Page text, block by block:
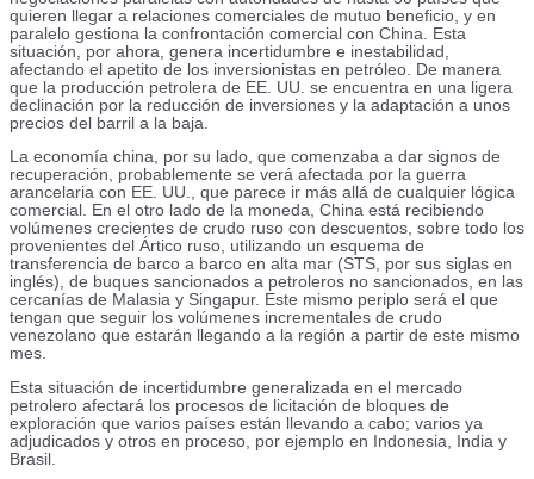
quieren llegar a relaciones comerciales de mutuo beneficio, y en
paralelo gestiona la confrontación comercial con China. Esta
situación, por ahora, genera incertidumbre e inestabilidad,
afectando el apetito de los inversionistas en petróleo. De manera
que la producción petrolera de EE. UU. se encuentra en una ligera
declinación por la reducción de inversiones y la adaptación a unos
precios del barril a la baja.
La economía china, por su lado, que comenzaba a dar signos de
recuperación, probablemente se verá afectada por la guerra
arancelaria con EE. UU., que parece ir más allá de cualquier lógica
comercial. En el otro lado de la moneda, China está recibiendo
volúmenes crecientes de crudo ruso con descuentos, sobre todo los
provenientes del Ártico ruso, utilizando un esquema de
transferencia de barco a barco en alta mar (STS, por sus siglas en
inglés), de buques sancionados a petroleros no sancionados, en las
cercanías de Malasia y Singapur. Este mismo periplo será el que
tengan que seguir los volúmenes incrementales de crudo
venezolano que estarán llegando a la región a partir de este mismo
mes.
Esta situación de incertidumbre generalizada en el mercado
petrolero afectará los procesos de licitación de bloques de
exploración que varios países están llevando a cabo; varios ya
adjudicados y otros en proceso, por ejemplo en Indonesia, India y
Brasil.